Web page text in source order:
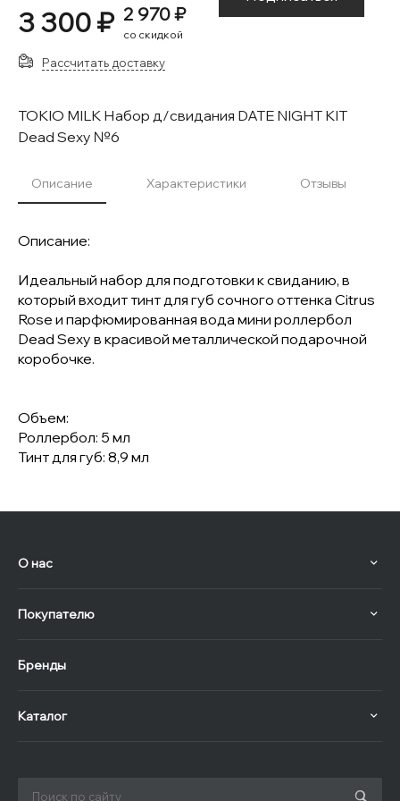
3 300 ₽ 2 970 ₽
со скидкой
Рассчитать доставку
TOKIO MILK Набор д/свидания DATE NIGHT KIT
Dead Sexy №6
Описание Характеристики Отзывы
Описание:
Идеальный набор для подготовки к свиданию, в
который входит тинт для губ сочного оттенка Citrus
Rose и парфюмированная вода мини роллербол
Dead Sexy в красивой металлической подарочной
коробочке.
Объем:
Роллербол: 5 мл
Тинт для губ: 8,9 мл
О нас
Покупателю
Бренды
Каталог